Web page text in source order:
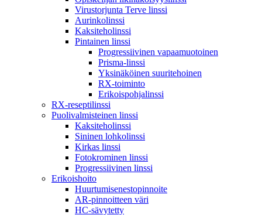
Virustorjunta Terve linssi
Aurinkolinssi
Kaksiteholinssi
Pintainen linssi
Progressiivinen vapaamuotoinen
Prisma-linssi
Yksinäköinen suuritehoinen
RX-toiminto
Erikoispohjalinssi
RX-reseptilinssi
Puolivalmisteinen linssi
Kaksiteholinssi
Sininen lohkolinssi
Kirkas linssi
Fotokrominen linssi
Progressiivinen linssi
Erikoishoito
Huurtumisenestopinnoite
AR-pinnoitteen väri
HC-sävytetty